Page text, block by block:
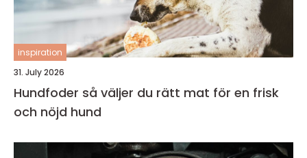
inspiration
31. July 2026
Hundfoder så väljer du rätt mat för en frisk
och nöjd hund